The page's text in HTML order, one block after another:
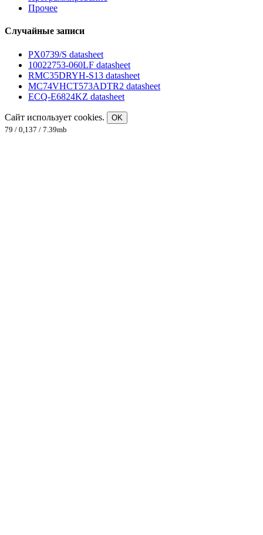
Прочее
Случайные записи
PX0739/S datasheet
10022753-060LF datasheet
RMC35DRYH-S13 datasheet
MC74VHCT573ADTR2 datasheet
ECQ-E6824KZ datasheet
Сайт использует cookies.
OK
79 / 0,137 / 7.39mb